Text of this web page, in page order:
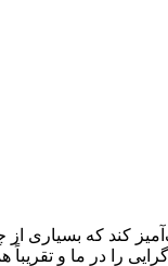
کند که
را در ما و تقریباً